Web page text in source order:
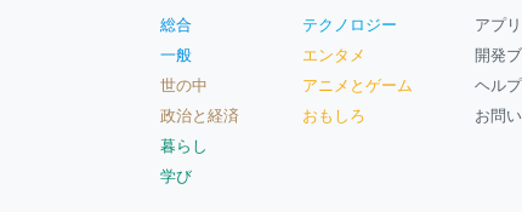
総合
一般
世の中
政治と経済
暮らし
学び
テクノロジー
エンタメ
アニメとゲーム
おもしろ
アプ
開発
ヘルプ
お問